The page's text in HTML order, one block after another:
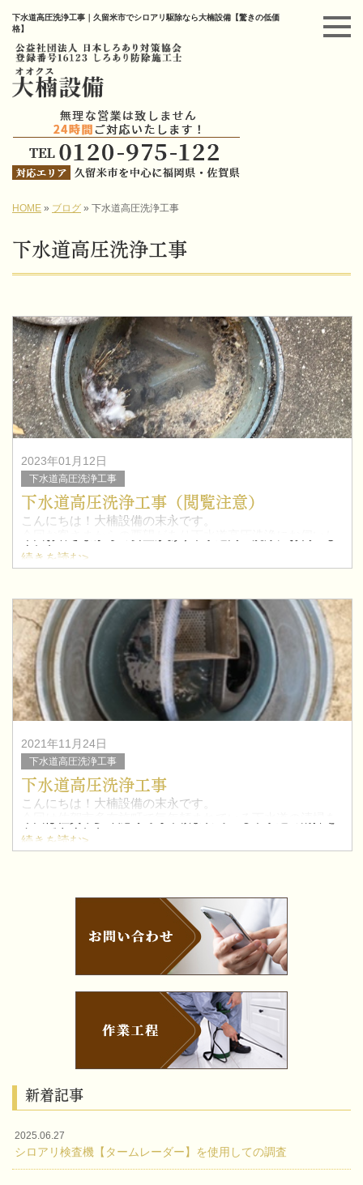
下水道高圧洗浄工事｜久留米市でシロアリ駆除なら大楠設備【驚きの低価
格】
HOME » ブログ » 下水道高圧洗浄工事
下水道高圧洗浄工事
2023年01月12日
下水道高圧洗浄工事
下水道高圧洗浄工事（閲覧注意）
こんにちは！大楠設備の末永です。
ました。
続きを読む>
2021年11月24日
下水道高圧洗浄工事
下水道高圧洗浄工事
こんにちは！大楠設備の末永です。
やってきました。
続きを読む>
新着記事
2025.06.27
シロアリ検査機【タームレーダー】を使用しての調査